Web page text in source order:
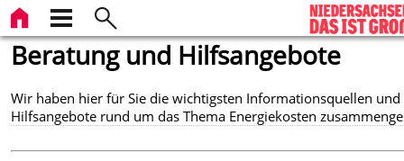
Beratung und Hilfsangebote
Wir haben hier für Sie die wichtigsten Informationsquellen und
Hilfsangebote rund um das Thema Energiekosten